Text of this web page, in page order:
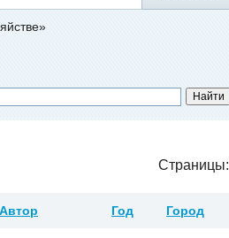
Страницы:
Автор Год Город